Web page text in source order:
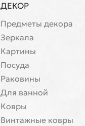
ДЕКОР
Предметы декора
Зеркала
Картины
Посуда
Раковины
Для ванной
Ковры
Винтажные ковры